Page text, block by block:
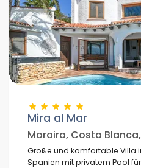
Previous
Mira al Mar
Moraira, Costa
Große und komfortable Villa
Spanien mit privatem Pool